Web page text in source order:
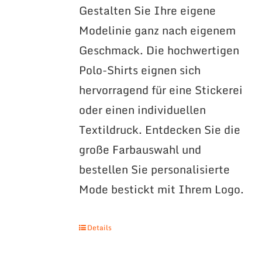
Gestalten Sie Ihre eigene
Modelinie ganz nach eigenem
Geschmack. Die hochwertigen
Polo-Shirts eignen sich
hervorragend für eine Stickerei
oder einen individuellen
Textildruck. Entdecken Sie die
große Farbauswahl und
bestellen Sie personalisierte
Mode bestickt mit Ihrem Logo.
Details